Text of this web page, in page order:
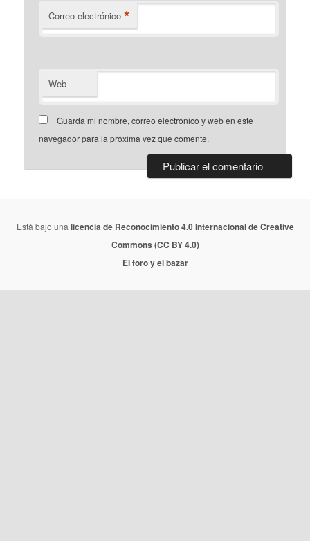
Correo electrónico *
Web
Guarda mi nombre, correo electrónico y web en este
navegador para la próxima vez que comente.
Está bajo una licencia de Reconocimiento 4.0 Internacional de Creative
Commons (CC BY 4.0)
El foro y el bazar